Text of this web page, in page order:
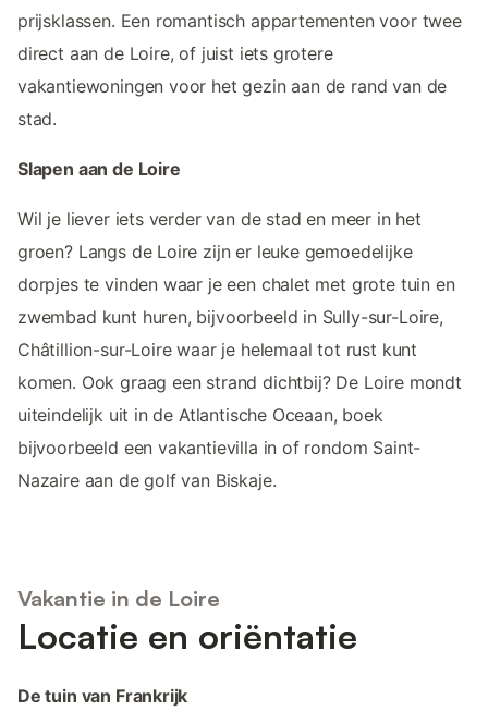
prijsklassen. Een romantisch appartementen voor twee
direct aan de Loire, of juist iets grotere
vakantiewoningen voor het gezin aan de rand van de
stad.
Slapen aan de Loire
Wil je liever iets verder van de stad en meer in het
groen? Langs de Loire zijn er leuke gemoedelijke
dorpjes te vinden waar je een chalet met grote tuin en
zwembad kunt huren, bijvoorbeeld in Sully-sur-Loire,
Châtillion-sur-Loire waar je helemaal tot rust kunt
komen. Ook graag een strand dichtbij? De Loire mondt
uiteindelijk uit in de Atlantische Oceaan, boek
bijvoorbeeld een vakantievilla in of rondom Saint-
Nazaire aan de golf van Biskaje.
Vakantie in de Loire
Locatie en oriëntatie
De tuin van Frankrijk